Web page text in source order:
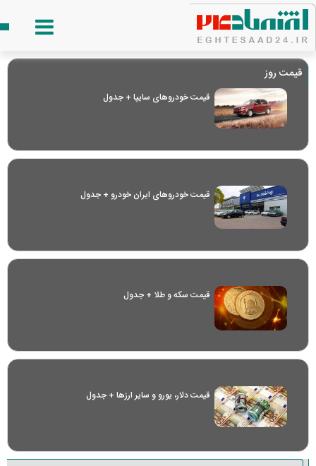
قیمت روز
قیمت خودرو‌های سایپا + جدول
قیمت خودرو‌های ایران خودرو + جدول
قیمت سکه و طلا + جدول
قیمت دلار، یورو و سایر ارز‌ها + جدول